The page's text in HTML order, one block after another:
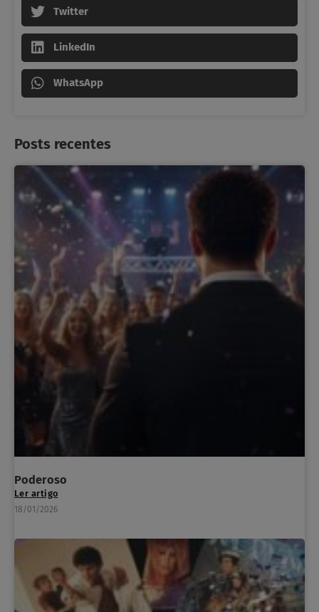
Twitter
LinkedIn
WhatsApp
Posts recentes
Poderoso
Ler artigo
18/01/2026